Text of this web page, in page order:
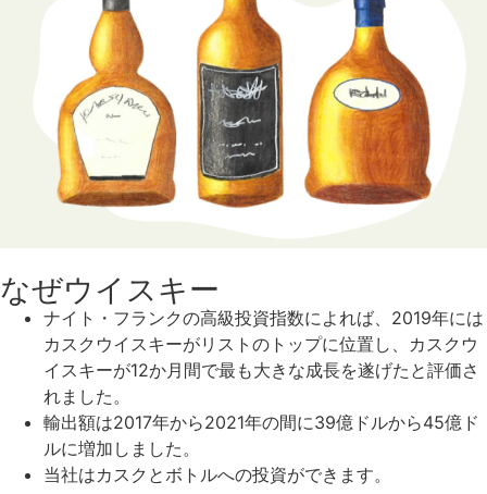
なぜウイスキー
ナイト・フランクの高級投資指数によれば、2019年には
カスクウイスキーがリストのトップに位置し、カスクウ
イスキーが12か月間で最も大きな成長を遂げたと評価さ
れました。
輸出額は2017年から2021年の間に39億ドルから45億ド
ルに増加しました。
当社はカスクとボトルへの投資ができます。